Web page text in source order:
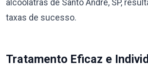
alcoólatras de Santo André, SP,
taxas de sucesso.
Tratamento Eficaz e